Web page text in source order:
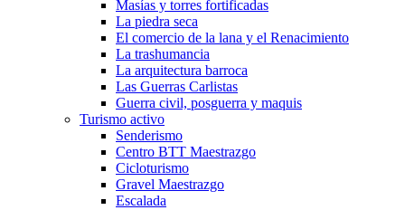
Masías y torres fortificadas
La piedra seca
El comercio de la lana y el Renacimiento
La trashumancia
La arquitectura barroca
Las Guerras Carlistas
Guerra civil, posguerra y maquis
Turismo activo
Senderismo
Centro BTT Maestrazgo
Cicloturismo
Gravel Maestrazgo
Escalada